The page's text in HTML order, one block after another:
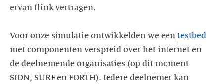
ervan flink vertragen.
Voor onze simulatie ontwikkelden we een testbed
met componenten verspreid over het internet en
de deelnemende organisaties (op dit moment
SIDN, SURF en FORTH). Iedere deelnemer kan